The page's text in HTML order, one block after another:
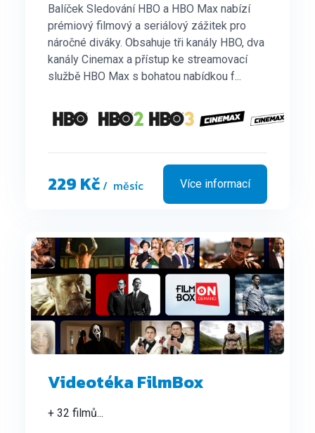
Balíček Sledování HBO a HBO Max nabízí
prémiový filmový a seriálový zážitek pro
náročné diváky. Obsahuje tři kanály HBO, dva
kanály Cinemax a přístup ke streamovací
službě HBO Max s bohatou nabídkou f...
229 Kč/ měsíc Více informací
Videotéka FilmBox
+ 32 filmů...